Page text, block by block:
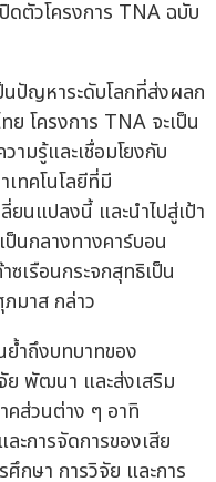
ปัญหาระดับโลกที่ส่งผลก
ย โครงการ TNA จะเป็น
มรู้และเชื่อมโยงกับ
ทคโนโลยีที่มี
ยนแปลงนี้ และนำไปสู่เป้า
ป็นกลางทางคาร์บอน
เรือนกระจกสุทธิเป็น
มาส กล่าว
ย้ำถึงบทบาทของ
ย พัฒนา และส่งเสริม
คส่วนต่าง ๆ อาทิ
ะการจัดการของเสีย
ศึกษา การวิจัย และการ